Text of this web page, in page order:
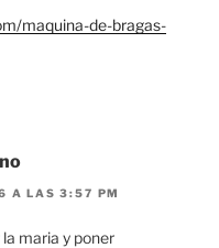
maquina-de-bragas-
A LAS 3:57 PM
maria y poner